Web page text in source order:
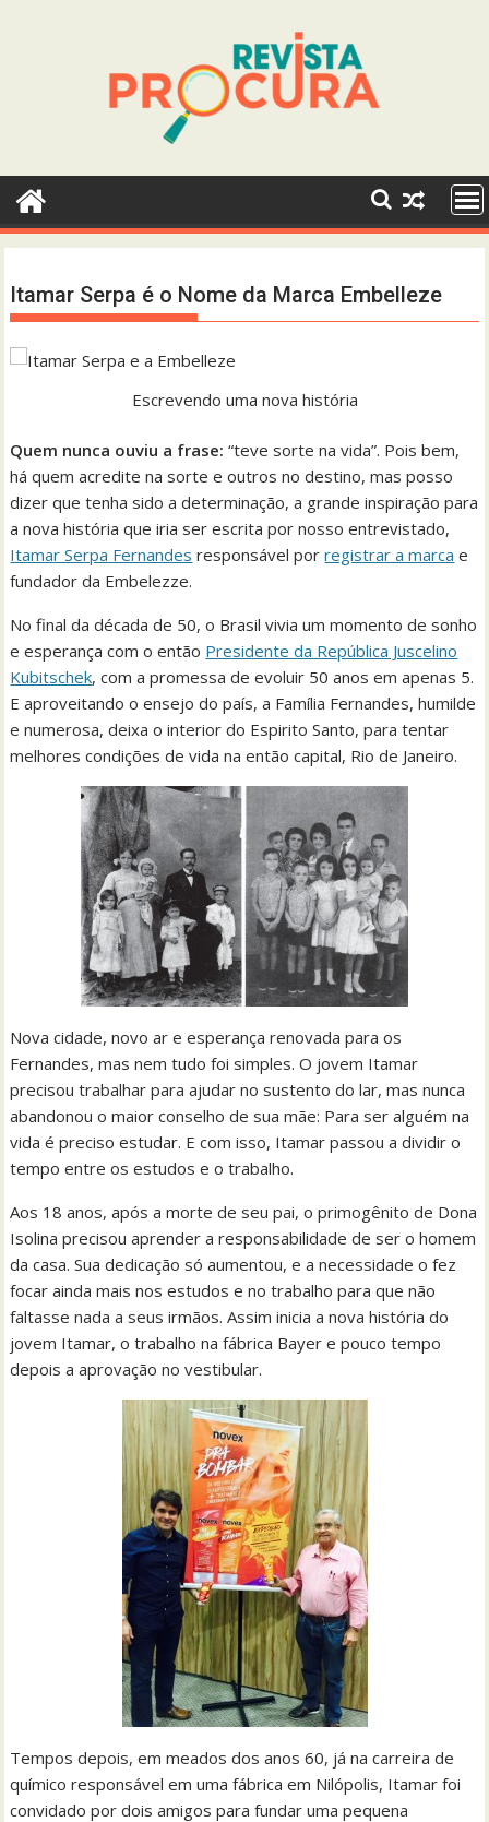
Itamar Serpa é o Nome da Marca Embelleze
Escrevendo uma nova história
Quem nunca ouviu a frase: “teve sorte na vida”. Pois bem,
há quem acredite na sorte e outros no destino, mas posso
dizer que tenha sido a determinação, a grande inspiração para
a nova história que iria ser escrita por nosso entrevistado,
Itamar Serpa Fernandes responsável porregistrar a marca e
fundador da Embelezze.
No final da década de 50, o Brasil vivia um momento de sonho
e esperança com o então Presidente da República Juscelino
Kubitschek, com a promessa de evoluir 50 anos em apenas 5.
E aproveitando o ensejo do país, a Família Fernandes, humilde
e numerosa, deixa o interior do Espirito Santo, para tentar
melhores condições de vida na então capital, Rio de Janeiro.
Nova cidade, novo ar e esperança renovada para os
Fernandes, mas nem tudo foi simples. O jovem Itamar
precisou trabalhar para ajudar no sustento do lar, mas nunca
abandonou o maior conselho de sua mãe: Para ser alguém na
vida é preciso estudar. E com isso, Itamar passou a dividir o
tempo entre os estudos e o trabalho.
Aos 18 anos, após a morte de seu pai, o primogênito de Dona
Isolina precisou aprender a responsabilidade de ser o homem
da casa. Sua dedicação só aumentou, e a necessidade o fez
focar ainda mais nos estudos e no trabalho para que não
faltasse nada a seus irmãos. Assim inicia a nova história do
jovem Itamar, o trabalho na fábrica Bayer e pouco tempo
depois a aprovação no vestibular.
Tempos depois, em meados dos anos 60, já na carreira de
químico responsável em uma fábrica em Nilópolis, Itamar foi
convidado por dois amigos para fundar uma pequena